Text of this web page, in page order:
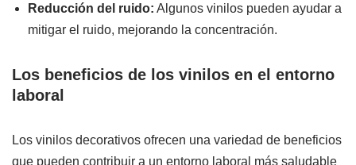
Reducción del ruido: Algunos vinilos pueden ayudar a
mitigar el ruido, mejorando la concentración.
Los beneficios de los vinilos en el entorno
laboral
Los vinilos decorativos ofrecen una variedad de beneficios
que pueden contribuir a un entorno laboral más saludable